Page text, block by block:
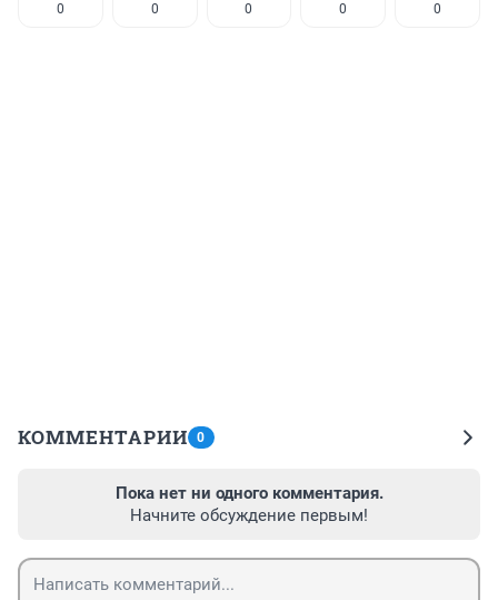
0 0 0 0 0
КОММЕНТАРИИ 0
Пока нет ни одного комментария.
Начните обсуждение первым!